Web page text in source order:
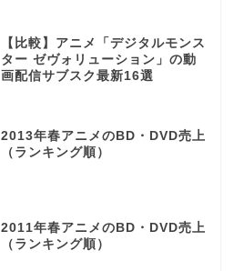
【比較】アニメ「デジタルモンス
ター ゼヴォリューション」の動
画配信サブスク最新16選
2013年春アニメのBD・DVD売上
（ランキング順）
2011年春アニメのBD・DVD売上
（ランキング順）